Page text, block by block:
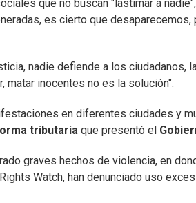
que no buscan "lastimar a
es cierto que
nadie defiende a los ciudadanos,
matar inocentes no es la solución".
en diferentes ciudades y
tributaria que presentó el
graves hechos de violencia, en
Watch, han denunciado uso